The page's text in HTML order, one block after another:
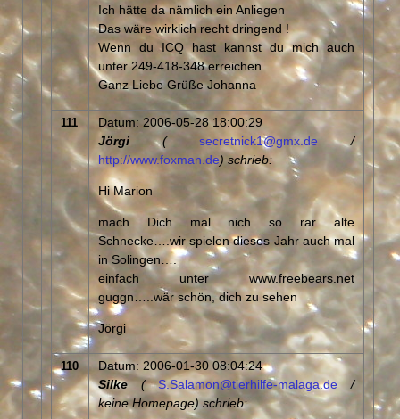
Ich hätte da nämlich ein Anliegen
Das wäre wirklich recht dringend !
Wenn du ICQ hast kannst du mich auch
unter 249-418-348 erreichen.
Ganz Liebe Grüße Johanna
111
Datum: 2006-05-28 18:00:29
Jörgi (secretnick1@gmx.de /
http://www.foxman.de) schrieb:
Hi Marion
mach Dich mal nich so rar alte
Schnecke….wir spielen dieses Jahr auch mal
in Solingen….
einfach unter www.freebears.net
guggn…..wär schön, dich zu sehen
Jörgi
110
Datum: 2006-01-30 08:04:24
Silke(S.Salamon@tierhilfe-malaga.de /
keine Homepage) schrieb: